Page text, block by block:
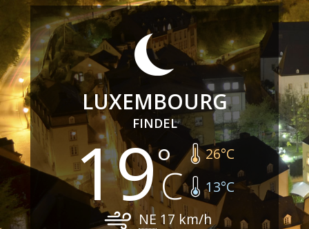
LUXEMBOURG
FINDEL
19 26°C
13°C
NE 17 km/h